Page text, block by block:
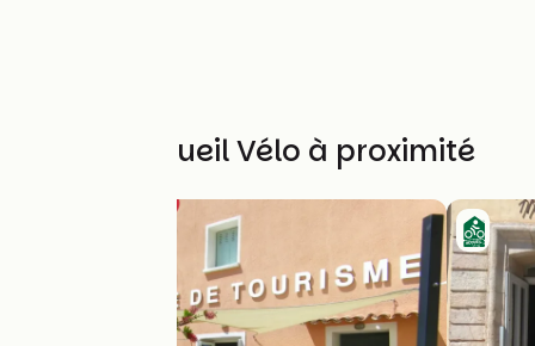
Autres Accueil Vélo à proximité